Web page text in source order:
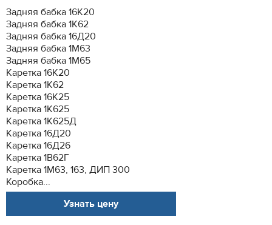
Задняя бабка 16К20
Задняя бабка 1К62
Задняя бабка 16Д20
Задняя бабка 1М63
Задняя бабка 1М65
Каретка 16К20
Каретка 1К62
Каретка 16К25
Каретка 1К625
Каретка 1К625Д
Каретка 16Д20
Каретка 16Д26
Каретка 1В62Г
Каретка 1М63, 163, ДИП 300
Коробка...
Узнать цену